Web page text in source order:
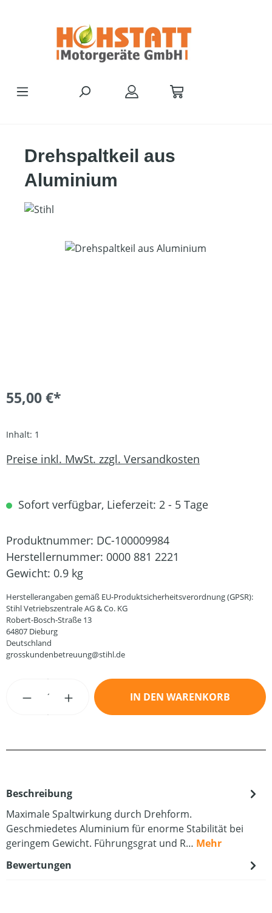
Drehspaltkeil aus
Aluminium
Bildergalerie überspringen
55,00 €*
Inhalt: 1
Preise inkl. MwSt. zzgl. Versandkosten
Sofort verfügbar, Lieferzeit: 2 - 5 Tage
Produktnummer: DC-100009984
Herstellernummer: 0000 881 2221
Gewicht: 0.9 kg
Herstellerangaben gemäß EU-Produktsicherheitsverordnung (GPSR):
Stihl Vetriebszentrale AG & Co. KG
Robert-Bosch-Straße 13
64807 Dieburg
Deutschland
grosskundenbetreuung@stihl.de
Produkt Anzahl: Gib den gewünschten
IN DEN WARENKORB
Beschreibung
Maximale Spaltwirkung durch Drehform.
Geschmiedetes Aluminium für enorme Stabilität bei
geringem Gewicht. Führungsgrat und R… Mehr
Bewertungen